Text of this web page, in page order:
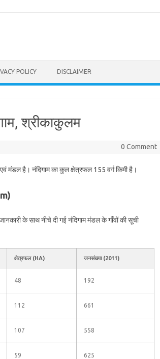
POLICY DISCLAIMER
श्रीकाकुलम
0 Comment
मंडल है। नंदिगाम का कुल क्षेत्रफल 155 वर्ग किमी है।
के साथ नीचे दी गई नंदिगाम मंडल के गाँवों की सूची
क्षेत्रफल (HA) जनसंख्या (2011)
48 192
112 661
107 558
59 625